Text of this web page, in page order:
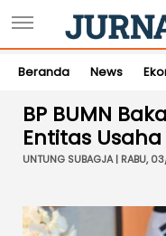
Beranda News
BP BUMN
Entitas
UNTUNG SUBAGJA | RABU,